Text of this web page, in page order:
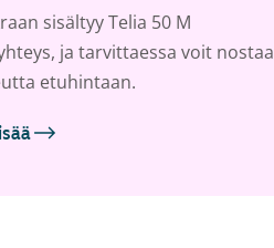
sisältyy Telia 50 M
ja tarvittaessa voit nostaa
etuhintaan.